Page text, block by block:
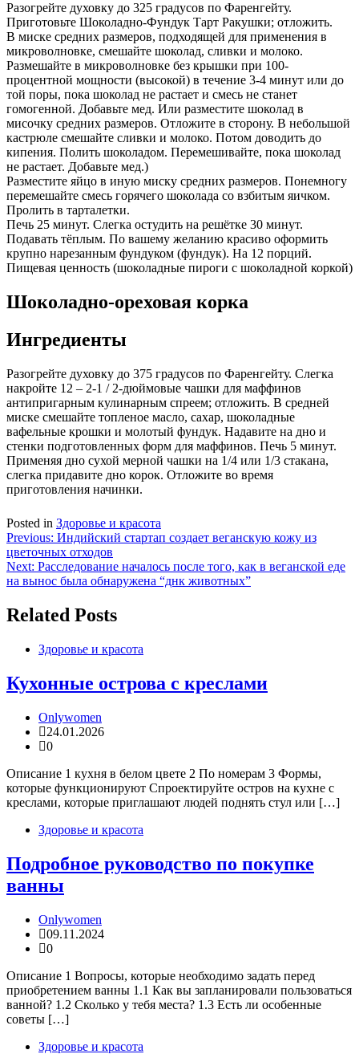
Разогрейте духовку до 325 градусов по Фаренгейту.
Приготовьте Шоколадно-Фундук Тарт Ракушки; отложить.
В миске средних размеров, подходящей для применения в
микроволновке, смешайте шоколад, сливки и молоко.
Размешайте в микроволновке без крышки при 100-
процентной мощности (высокой) в течение 3-4 минут или до
той поры, пока шоколад не растает и смесь не станет
гомогенной. Добавьте мед. Или разместите шоколад в
мисочку средних размеров. Отложите в сторону. В небольшой
кастрюле смешайте сливки и молоко. Потом доводить до
кипения. Полить шоколадом. Перемешивайте, пока шоколад
не растает. Добавьте мед.)
Разместите яйцо в иную миску средних размеров. Понемногу
перемешайте смесь горячего шоколада со взбитым яичком.
Пролить в тарталетки.
Печь 25 минут. Слегка остудить на решётке 30 минут.
Подавать тёплым. По вашему желанию красиво оформить
крупно нарезанным фундуком (фундук). На 12 порций.
Пищевая ценность (шоколадные пироги с шоколадной коркой)
Шоколадно-ореховая корка
Ингредиенты
Разогрейте духовку до 375 градусов по Фаренгейту. Слегка
накройте 12 – 2-1 / 2-дюймовые чашки для маффинов
антипригарным кулинарным спреем; отложить. В средней
миске смешайте топленое масло, сахар, шоколадные
вафельные крошки и молотый фундук. Надавите на дно и
стенки подготовленных форм для маффинов. Печь 5 минут.
Применяя дно сухой мерной чашки на 1/4 или 1/3 стакана,
слегка придавите дно корок. Отложите во время
приготовления начинки.
Posted in Здоровье и красота
Навигация
по
записям
Previous: Индийский стартап создает веганскую кожу из
цветочных отходов
Next: Расследование началось после того, как в веганской еде
на вынос была обнаружена “днк животных”
Related Posts
Здоровье и красота
Кухонные острова с креслами
Onlywomen
24.01.2026
0
Описание 1 кухня в белом цвете 2 По номерам 3 Формы,
которые функционируют Спроектируйте остров на кухне с
креслами, которые приглашают людей поднять стул или […]
Здоровье и красота
Подробное руководство по покупке
ванны
Onlywomen
09.11.2024
0
Описание 1 Вопросы, которые необходимо задать перед
приобретением ванны 1.1 Как вы запланировали пользоваться
ванной? 1.2 Сколько у тебя места? 1.3 Есть ли особенные
советы […]
Здоровье и красота